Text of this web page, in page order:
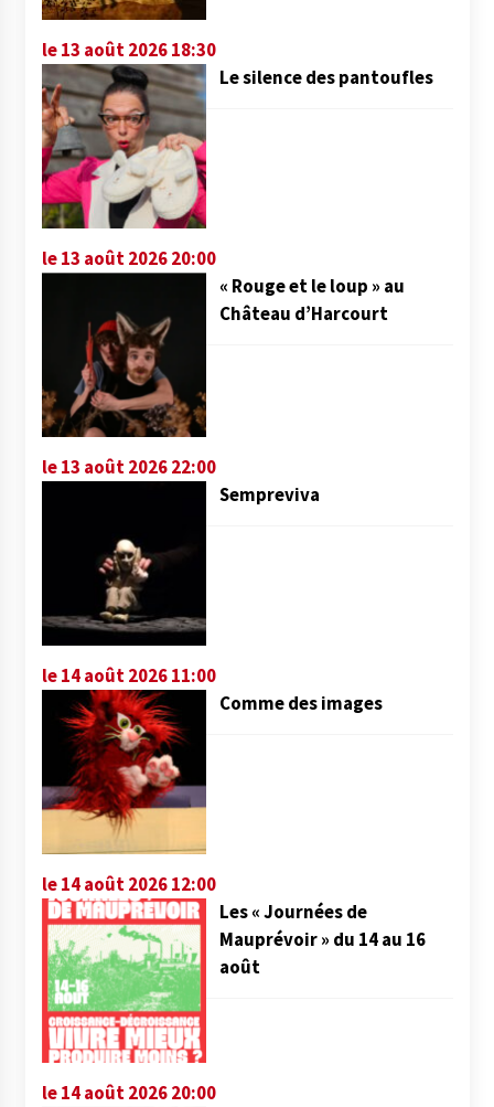
le 13 août 2026 18:30
Le silence des pantoufles
le 13 août 2026 20:00
« Rouge et le loup » au
Château d’Harcourt
le 13 août 2026 22:00
Sempreviva
le 14 août 2026 11:00
Comme des images
le 14 août 2026 12:00
Les « Journées de
Mauprévoir » du 14 au 16
août
le 14 août 2026 20:00